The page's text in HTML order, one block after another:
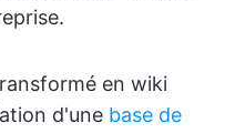
en wiki
d'une base de